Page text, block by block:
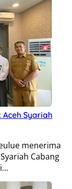
Aceh Syariah
menerima
Cabang